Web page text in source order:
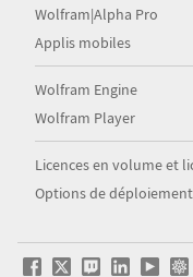
Wolfram|Alpha Pro
Applis mobiles
Wolfram Engine
Wolfram Player
Licences en volume et
Options de